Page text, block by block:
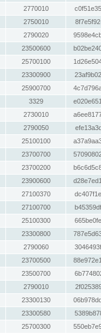
2770010
2750010
2790020
23500600
25700100
23300900
25900700
3329
2730010
2790050
25100100
23700700
23700200
23900600
27100370
27100700
25100300
23300800
2790060
23700500
23500700
2790010
23300130
23300580
25700300